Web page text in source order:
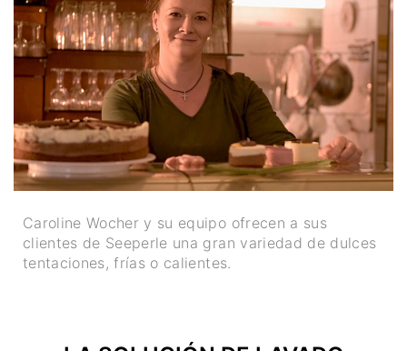
Caroline Wocher y su equipo ofrecen a sus
clientes de Seeperle una gran variedad de dulces
tentaciones, frías o calientes.